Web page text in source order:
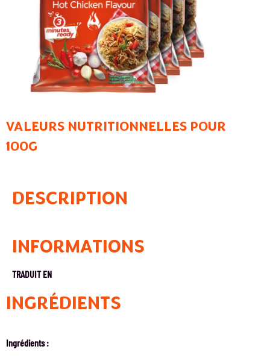
VALEURS NUTRITIONNELLES POUR
100G
DESCRIPTION
INFORMATIONS
TRADUIT EN
INGRÉDIENTS
Ingrédients :